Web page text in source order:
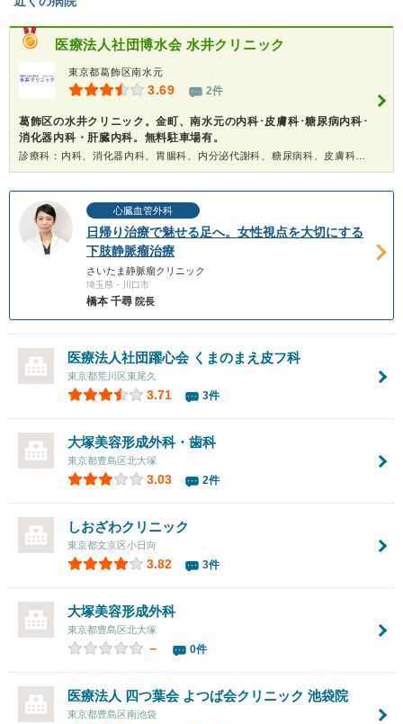
医療法人社団博水会 水井クリニック
東京都葛飾区南水元
3.69 2件
葛飾区の水井クリニック。金町、南水元の内科･皮膚科･糖尿病内科･
消化器内科・肝臓内科。無料駐車場有。
心臓血管外科
日帰り治療で魅せる足へ。女性視点を大切にする
下肢静脈瘤治療
さいたま静脈瘤クリニック
埼玉県・川口市
橋本 千尋 院長
医療法人社団躍心会 くまのまえ皮フ科
東京都荒川区東尾久
3.71 3件
大塚美容形成外科・歯科
東京都豊島区北大塚
3.03 2件
しおざわクリニック
東京都文京区小日向
3.82 3件
大塚美容形成外科
東京都豊島区北大塚
－ 0件
医療法人 四つ葉会 よつば会クリニック 池袋院
東京都豊島区南池袋